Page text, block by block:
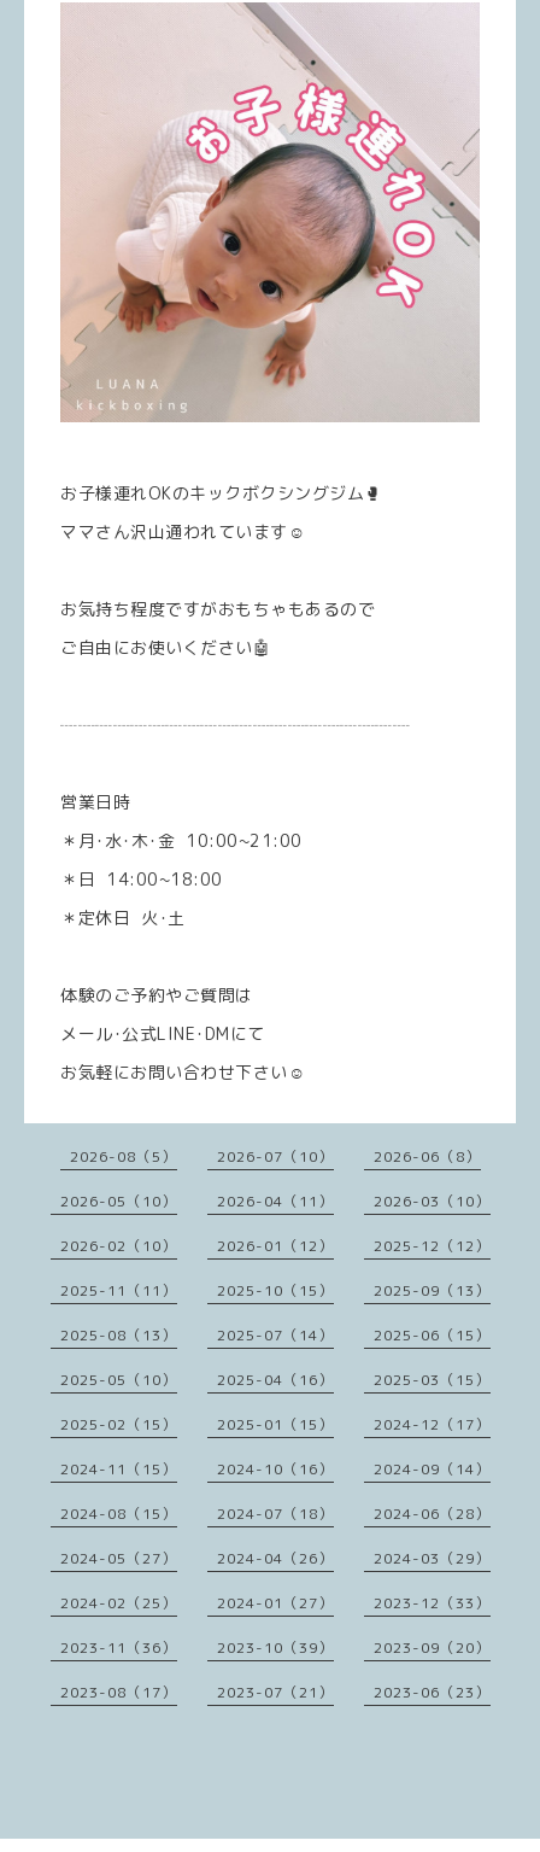
お子様連れOKのキックボクシングジム🥊
ママさん沢山通われています☺️
お気持ち程度ですがおもちゃもあるので
ご自由にお使いください🤖
┈┈┈┈┈┈┈┈┈┈┈┈┈┈┈┈┈┈┈┈
営業日時
＊月･水･木･金 10:00~21:00
＊日 14:00~18:00
＊定休日 火･土
体験のご予約やご質問は
メール･公式LINE･DMにて
お気軽にお問い合わせ下さい☺️
2026-08（5） 2026-07（10） 2026-06（8）
2026-05（10） 2026-04（11） 2026-03（10）
2026-02（10） 2026-01（12） 2025-12（12）
2025-11（11） 2025-10（15） 2025-09（13）
2025-08（13） 2025-07（14） 2025-06（15）
2025-05（10） 2025-04（16） 2025-03（15）
2025-02（15） 2025-01（15） 2024-12（17）
2024-11（15） 2024-10（16） 2024-09（14）
2024-08（15） 2024-07（18） 2024-06（28）
2024-05（27） 2024-04（26） 2024-03（29）
2024-02（25） 2024-01（27） 2023-12（33）
2023-11（36） 2023-10（39） 2023-09（20）
2023-08（17） 2023-07（21） 2023-06（23）